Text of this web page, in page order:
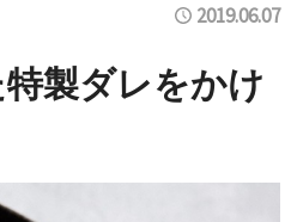
2019.06.07
製ダレをかけ